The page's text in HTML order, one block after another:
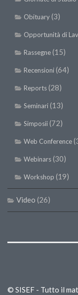
SISEF
SISEF Eventi
@SISEF Tweets
SISEF Publishing
Redazione
Obituary(3)
Opportunità di
Rassegne(15)
Recensioni(64)
Reports(28)
Seminari(13)
Simposii(72)
Web Conference
Webinars(30)
Workshop (19)
Video (26)
© SISEF - Tutto il